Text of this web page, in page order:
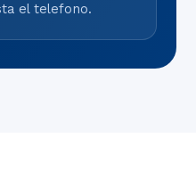
el telefono.